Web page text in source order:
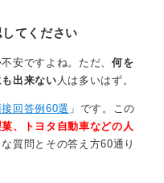
確認する工夫を加え
ぐだけでなく、業務の
とで、自分自身の成長
らも「情報共有がスム
た」といったポジテ
てください
安ですよね。ただ、 何を
出来ない 人は多いはず。
接回答例60選 」です。この
、トヨタ自動車などの人
質問とその答え方60通り